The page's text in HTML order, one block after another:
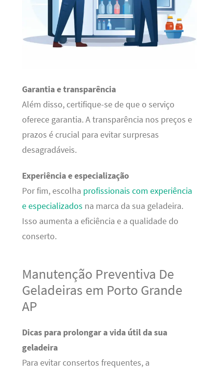
Garantia e transparência
Além disso, certifique-se de que o serviço
oferece garantia. A transparência nos preços e
prazos é crucial para evitar surpresas
desagradáveis.
Experiência e especialização
Por fim, escolha profissionais com experiência
e especializados na marca da sua geladeira.
Isso aumenta a eficiência e a qualidade do
conserto.
Manutenção Preventiva De
Geladeiras em Porto Grande
AP
Dicas para prolongar a vida útil da sua
geladeira
Para evitar consertos frequentes, a